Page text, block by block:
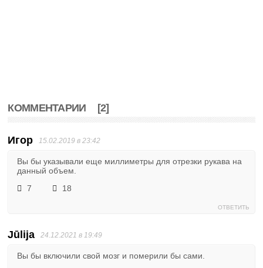
КОММЕНТАРИИ [2]
Игор 15.02.2019 в 23:42
Вы бы указывали еще миллиметры для отрезки рукава на
данный объем.
7
18
ОТВЕТИТЬ
Jūlija 24.12.2021 в 19:49
Вы бы включили свой мозг и померили бы сами.